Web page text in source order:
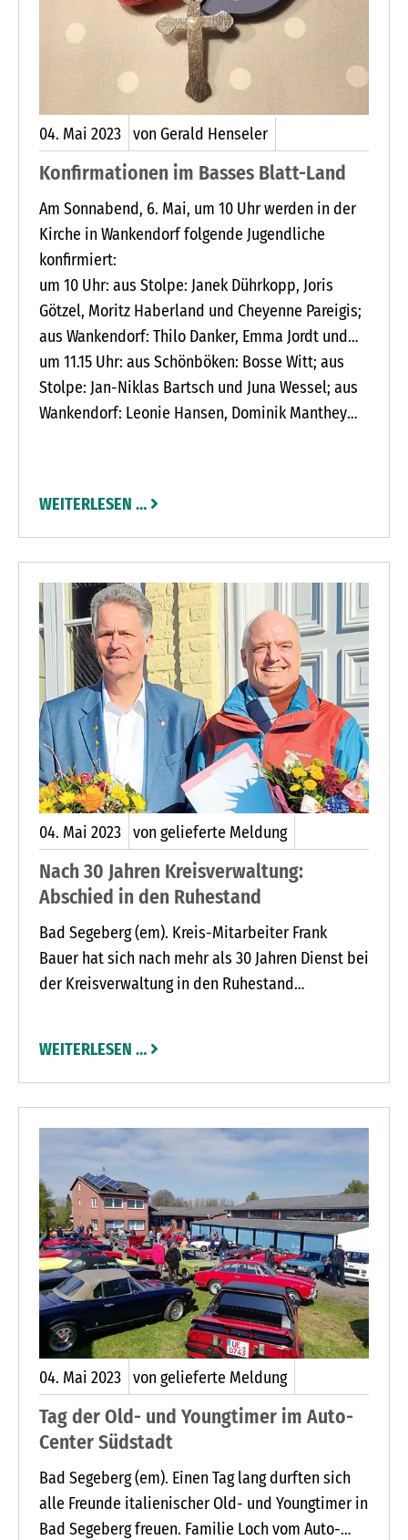
04. Mai 2023 von Gerald Henseler
Konfirmationen im Basses Blatt-Land
Am Sonnabend, 6. Mai, um 10 Uhr werden in der
Kirche in Wankendorf folgende Jugendliche
konfirmiert:
um 10 Uhr: aus Stolpe: Janek Dührkopp, Joris
Götzel, Moritz Haberland und Cheyenne Pareigis;
aus Wankendorf: Thilo Danker, Emma Jordt und
Lea Martha Sievers.
um 11.15 Uhr: aus Schönböken: Bosse Witt; aus
Stolpe: Jan-Niklas Bartsch und Juna Wessel; aus
Wankendorf: Leonie Hansen, Dominik Manthey
WEITERLESEN …
04. Mai 2023 von gelieferte Meldung
Nach 30 Jahren Kreisverwaltung:
Abschied in den Ruhestand
Bad Segeberg (em). Kreis-Mitarbeiter Frank
Bauer hat sich nach mehr als 30 Jahren Dienst bei
der Kreisverwaltung in den Ruhestand
Schröder bei dem 63-Jährigen für dessen
jahrzehntelangen Einsatz.
WEITERLESEN …
04. Mai 2023 von gelieferte Meldung
Tag der Old- und Youngtimer im Auto-
Center Südstadt
Bad Segeberg (em). Einen Tag lang durften sich
alle Freunde italienischer Old- und Youngtimer in
Bad Segeberg freuen. Familie Loch vom Auto-